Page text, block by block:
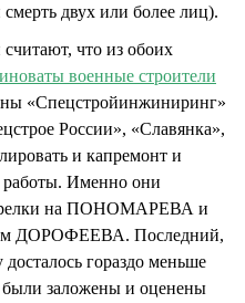
двух или более лиц).
что из обоих
военные строители
«Спецстройинжиниринг»
России», «Славянка»,
и капремонт и
работы. Именно они
на ПОНОМАРЕВА и
им ДОРОФЕЕВА. Последний,
досталось гораздо меньше
были заложены и оценены